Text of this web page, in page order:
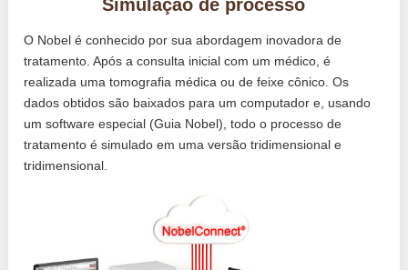
Simulação de processo
O Nobel é conhecido por sua abordagem inovadora de
tratamento. Após a consulta inicial com um médico, é
realizada uma tomografia médica ou de feixe cônico. Os
dados obtidos são baixados para um computador e, usando
um software especial (Guia Nobel), todo o processo de
tratamento é simulado em uma versão tridimensional e
tridimensional.